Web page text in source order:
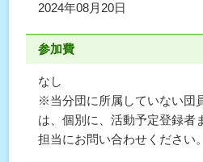
2024年08月20日
参加費
なし
※当分団に所属していない団
は、個別に、活動予定登録者
担当にお問い合わせください。